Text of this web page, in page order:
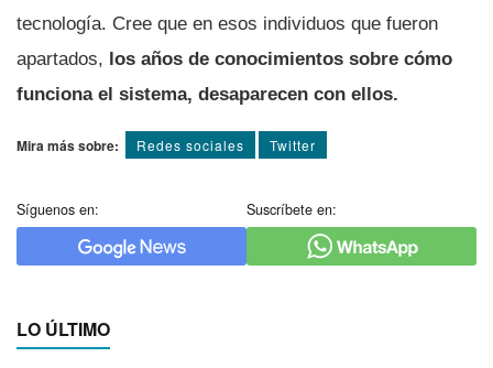
tecnología. Cree que en esos individuos que fueron
apartados, los años de conocimientos sobre cómo
funciona el sistema, desaparecen con ellos.
Mira más sobre: Redes sociales Twitter
Síguenos en: Suscríbete en:
LO ÚLTIMO